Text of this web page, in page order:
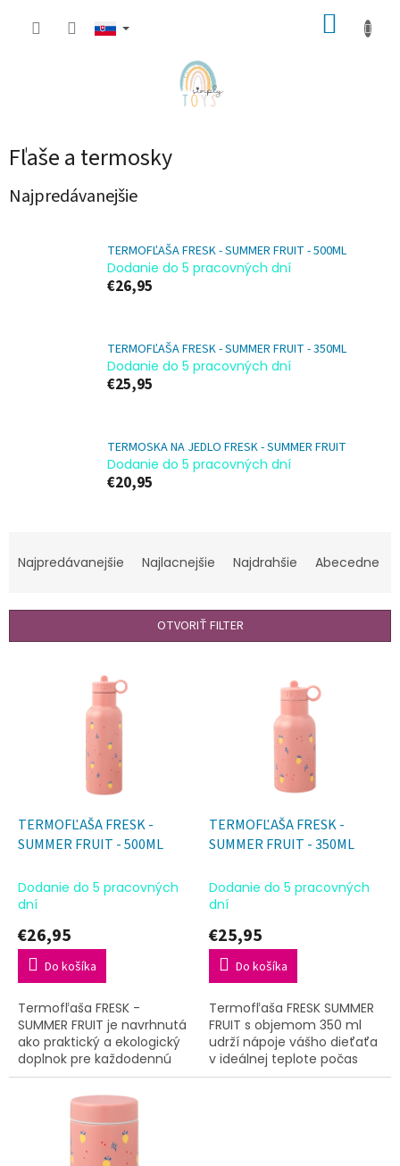
Fľaše a termosky
Najpredávanejšie
TERMOFĽAŠA FRESK - SUMMER FRUIT - 500ML
Dodanie do 5 pracovných dní
€26,95
TERMOFĽAŠA FRESK - SUMMER FRUIT - 350ML
Dodanie do 5 pracovných dní
€25,95
TERMOSKA NA JEDLO FRESK - SUMMER FRUIT
Dodanie do 5 pracovných dní
€20,95
i
Najpredávanejšie Najlacnejšie Najdrahšie Abecedne
OTVORIŤ FILTER
TERMOFĽAŠA FRESK -
SUMMER FRUIT - 500ML
Dodanie do 5 pracovných
dní
€26,95
Do košíka
Termofľaša FRESK -
SUMMER FRUIT je navrhnutá
ako praktický a ekologický
doplnok pre každodennú
hydratáciu detí aj
dospelých. Vďaka svojmu
vyhotoveniu udrží nápoje v
optimálnej...
TERMOFĽAŠA FRESK -
SUMMER FRUIT - 350ML
Dodanie do 5 pracovných
dní
€25,95
Do košíka
Termofľaša FRESK SUMMER
FRUIT s objemom 350 ml
udrží nápoje vášho dieťaťa
v ideálnej teplote počas
výletov aj bežných dní.